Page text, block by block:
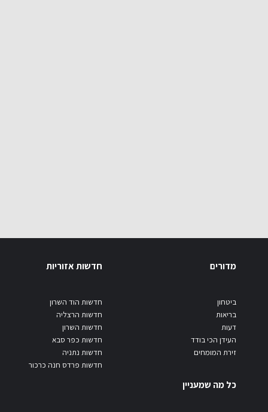
מדורים
ביטחון
בריאות
דעות
העידן הכי בודד
זירת המומחים
חדשות אזוריות
חדשות הוד השרון
חדשות הרצליה
חדשות השרון
חדשות כפר סבא
חדשות נתניה
חדשות פרדס חנה כרכור
כל מה שמעניין